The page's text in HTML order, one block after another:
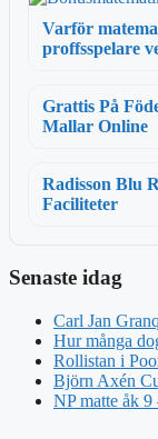
Varför
proffsspelare
Grattis På
Mallar Online
Radisson Blu
Faciliteter
Senaste idag
Carl Jan
Hur många
Rollistan i
Björn Axén
NP matte åk